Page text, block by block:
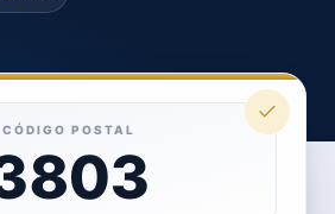
CÓDIGO POSTAL